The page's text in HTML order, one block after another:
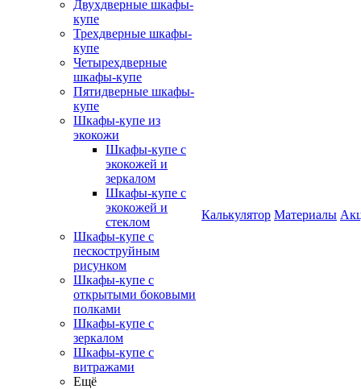
Двухдверные шкафы-
купе
Трехдверные шкафы-
купе
Четырехдверные
шкафы-купе
Пятидверные шкафы-
купе
Шкафы-купе из
экокожи
Шкафы-купе с
экокожей и
зеркалом
Шкафы-купе с
экокожей и
стеклом
Шкафы-купе с
пескоструйным
рисунком
Шкафы-купе с
открытыми боковыми
полками
Шкафы-купе с
зеркалом
Шкафы-купе с
витражами
Ещё
Калькулятор Материалы